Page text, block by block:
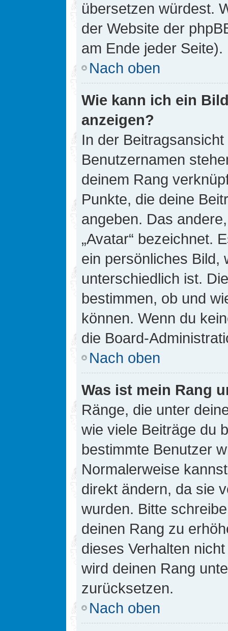
übersetzen würdest.
der Website der
am Ende jeder Seite).
Nach oben
Wie kann ich ein
anzeigen?
In der
Benutzernamen
deinem Rang
Punkte, die deine
angeben. Das
„Avatar“ bezeichnet.
ein persönliches Bild,
unterschiedlich ist.
bestimmen, ob und
können. Wenn du
die Board-
Nach oben
Was ist mein Rang
Ränge, die unter
wie viele Beiträge du
bestimmte Benutzer
Normalerweise
direkt ändern, da sie
wurden. Bitte
deinen Rang zu
dieses Verhalten
wird deinen Rang
zurücksetzen.
Nach oben